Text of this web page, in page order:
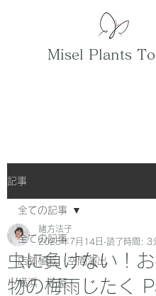
Misel Plants
記事
全ての記事
店舗植栽 空間演出
横浜 花屋
全ての記事
虫に負けない！
物の梅雨じたく
緒方法子
2025年7月14日 読了時間: 3